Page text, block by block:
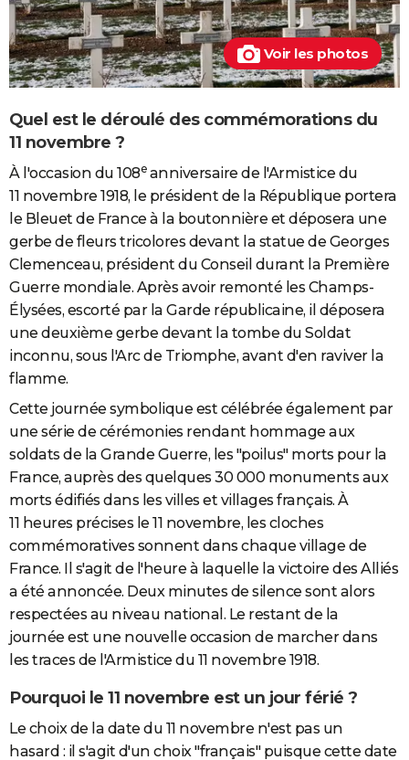
Voir les photos
Quel est le déroulé des commémorations du
11 novembre ?
À l'occasion du 108eanniversaire de l'Armistice du
11 novembre 1918, le président de la République portera
le Bleuet de France à la boutonnière et déposera une
gerbe de fleurs tricolores devant la statue de Georges
Clemenceau, président du Conseil durant la Première
Guerre mondiale. Après avoir remonté les Champs-
Élysées, escorté par la Garde républicaine, il déposera
une deuxième gerbe devant la tombe du Soldat
inconnu, sous l'Arc de Triomphe, avant d'en raviver la
flamme.
Cette journée symbolique est célébrée également par
une série de cérémonies rendant hommage aux
soldats de la Grande Guerre, les "poilus" morts pour la
France, auprès des quelques 30 000 monuments aux
morts édifiés dans les villes et villages français. À
11 heures précises le 11 novembre, les cloches
commémoratives sonnent dans chaque village de
France. Il s'agit de l'heure à laquelle la victoire des Alliés
a été annoncée. Deux minutes de silence sont alors
respectées au niveau national. Le restant de la
journée est une nouvelle occasion de marcher dans
les traces de l'Armistice du 11 novembre 1918.
Pourquoi le 11 novembre est un jour férié ?
Le choix de la date du 11 novembre n'est pas un
hasard : il s'agit d'un choix "français" puisque cette date